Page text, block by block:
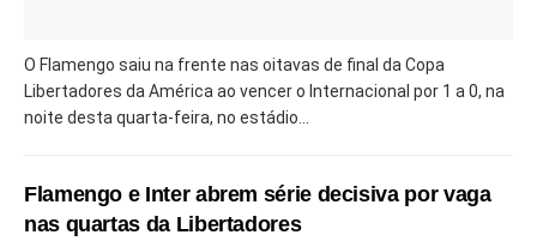
O Flamengo saiu na frente nas oitavas de final da Copa
Libertadores da América ao vencer o Internacional por 1 a 0, na
noite desta quarta-feira, no estádio...
Flamengo e Inter abrem série decisiva por vaga
nas quartas da Libertadores